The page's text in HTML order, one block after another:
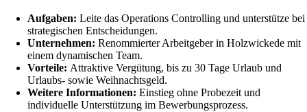
Aufgaben: Leite das Operations Controlling und unterstütze bei
strategischen Entscheidungen.
Unternehmen: Renommierter Arbeitgeber in Holzwickede mit
einem dynamischen Team.
Vorteile: Attraktive Vergütung, bis zu 30 Tage Urlaub und
Urlaubs- sowie Weihnachtsgeld.
Weitere Informationen: Einstieg ohne Probezeit und
individuelle Unterstützung im Bewerbungsprozess.